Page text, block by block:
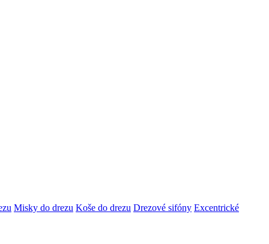
Misky do drezu Koše do drezu Drezové sifóny Excentrické